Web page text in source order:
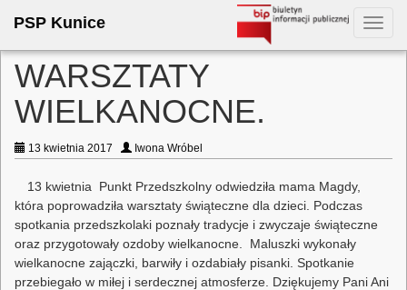
PSP Kunice
WARSZTATY
WIELKANOCNE.
13 kwietnia 2017 Iwona Wróbel
13 kwietnia Punkt Przedszkolny odwiedziła mama Magdy,
która poprowadziła warsztaty świąteczne dla dzieci. Podczas
spotkania przedszkolaki poznały tradycje i zwyczaje świąteczne
oraz przygotowały ozdoby wielkanocne. Maluszki wykonały
wielkanocne zajączki, barwiły i ozdabiały pisanki. Spotkanie
przebiegało w miłej i serdecznej atmosferze. Dziękujemy Pani Ani